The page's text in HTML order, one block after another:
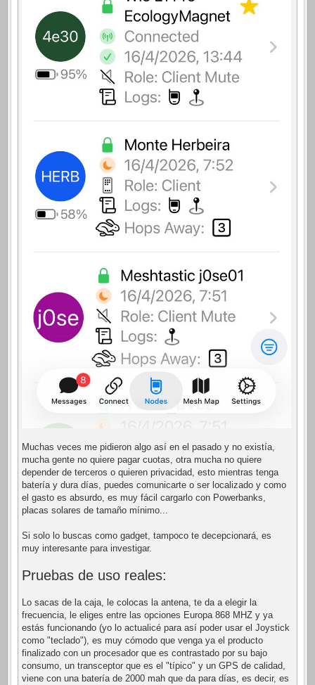
Muchas veces me pidieron algo así en el pasado y no existía,
mucha gente no quiere pagar cuotas, otra mucha no quiere
depender de terceros o quieren privacidad, esto mientras tenga
batería y dura días, puedes comunicarte o ser localizado y como
el gasto es absurdo, es muy fácil cargarlo con Powerbanks,
placas solares de tamaño mínimo...
Si solo lo buscas como gadget, tampoco te decepcionará, es
muy interesante para investigar.
Pruebas de uso reales:
Lo sacas de la caja, le colocas la antena, te da a elegir la
frecuencia, le eliges entre las opciones Europa 868 MHZ y ya
estás funcionando (yo lo actualicé para así poder usar el Joystick
como "teclado"), es muy cómodo que venga ya el producto
finalizado con un procesador que es contrastado por su bajo
consumo, un transceptor que es el "típico" y un GPS de calidad,
viene con una batería de 2000 mah que da para días, es decir, es